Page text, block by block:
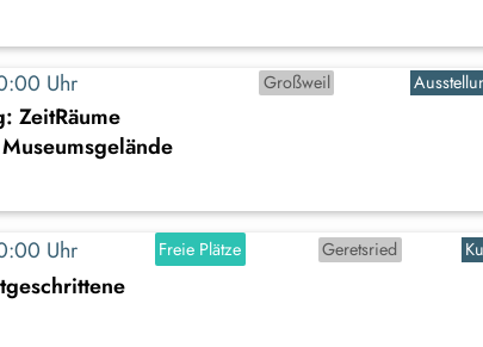
Uhr Großweil
ZeitRäume
Uhr Freie Plätze Geretsried